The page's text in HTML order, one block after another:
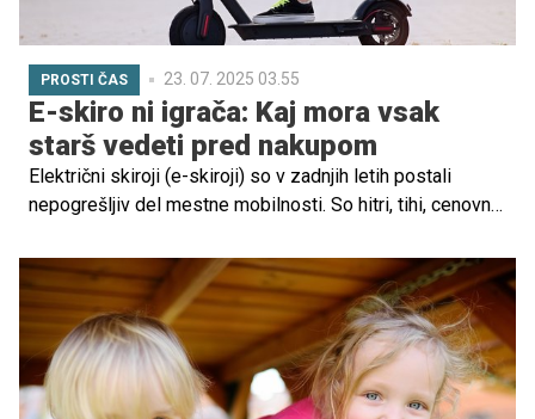
PROSTI ČAS 23. 07. 2025 03.55
E-skiro ni igrača: Kaj mora vsak
starš vedeti pred nakupom
Električni skiroji (e-skiroji) so v zadnjih letih postali
nepogrešljiv del mestne mobilnosti. So hitri, tihi, cenovno
samostojnosti. A za priročnostjo se skrivajo tudi številna
varnostna tveganja – zlasti kadar jih vozijo otroci in
mladostniki brez ustreznega znanja, izkušenj ali zaščitne
opreme.